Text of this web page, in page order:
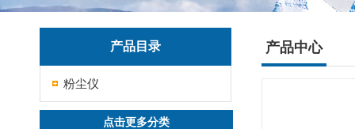
产品目录
粉尘仪
点击更多分类
产品中心